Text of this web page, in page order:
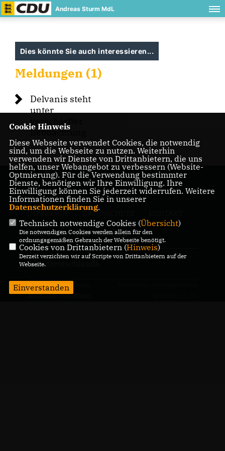
Andreas Sturm MdL
Dies könnte Sie auch interessieren...
Meldungen (1)
Delvanis steht
unter
verschärfter
Beobachtung
DATENSCHUTZ
CDU Baden-Württemberg
CDU Deutschlands
@2026 Andreas Sturm
Alle Rechte vorbehalten.
Cookie Hinweis
Diese Webseite verwendet Cookies, die notwendig
sind, um die Webseite zu nutzen. Weiterhin
verwenden wir Dienste von Drittanbietern, die uns
helfen, unser Webangebot zu verbessern (Website-
Optmierung). Für die Verwendung bestimmter
Dienste, benötigen wir Ihre Einwilligung. Ihre
Einwilligung können Sie jederzeit widerrufen. Weitere
Informationen finden Sie in unserer
Datenschutzerklärung.
Technisch notwendige Cookies (Übersicht)
Die notwendigen Cookies werden allein für den
ordnungsgemäßen Gebrauch der Webseite benötigt.
Cookies von Drittanbietern (Hinweis)
Derzeit verzichten wir auf Scripte von Drittanbietern auf der
Webseite.
Einverstanden